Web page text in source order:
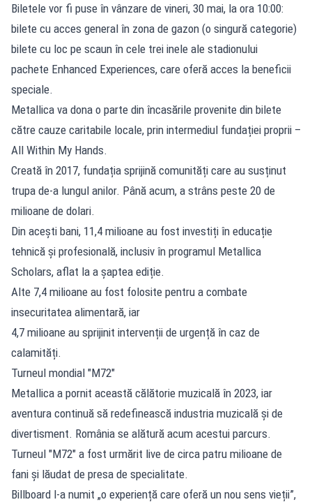
Biletele vor fi puse în vânzare de vineri, 30 mai, la ora 10:00:
bilete cu acces general în zona de gazon (o singură categorie)
bilete cu loc pe scaun în cele trei inele ale stadionului
pachete Enhanced Experiences, care oferă acces la beneficii
speciale.
Metallica va dona o parte din încasările provenite din bilete
către cauze caritabile locale, prin intermediul fundației proprii –
All Within My Hands.
Creată în 2017, fundația sprijină comunități care au susținut
trupa de-a lungul anilor. Până acum, a strâns peste 20 de
milioane de dolari.
Din acești bani, 11,4 milioane au fost investiți în educație
tehnică și profesională, inclusiv în programul Metallica
Scholars, aflat la a șaptea ediție.
Alte 7,4 milioane au fost folosite pentru a combate
insecuritatea alimentară, iar
4,7 milioane au sprijinit intervenții de urgență în caz de
calamități.
Turneul mondial "M72"
Metallica a pornit această călătorie muzicală în 2023, iar
aventura continuă să redefinească industria muzicală și de
divertisment. România se alătură acum acestui parcurs.
Turneul "M72" a fost urmărit live de circa patru milioane de
fani și lăudat de presa de specialitate.
Billboard l-a numit „o experiență care oferă un nou sens vieții”,